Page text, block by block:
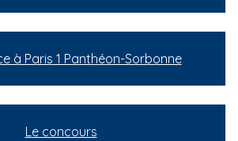
à Paris 1 Panthéon-Sorbonne
Le concours